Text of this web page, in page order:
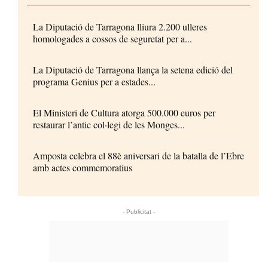
La Diputació de Tarragona lliura 2.200 ulleres
homologades a cossos de seguretat per a...
La Diputació de Tarragona llança la setena edició del
programa Genius per a estades...
El Ministeri de Cultura atorga 500.000 euros per
restaurar l’antic col·legi de les Monges...
Amposta celebra el 88è aniversari de la batalla de l’Ebre
amb actes commemoratius
- Publicitat -